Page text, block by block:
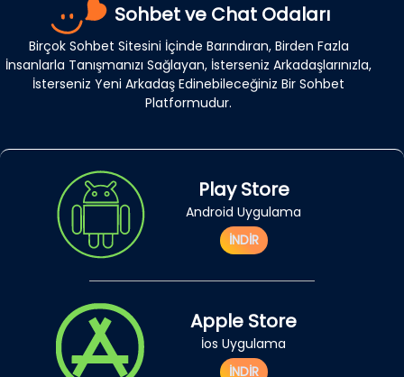
Sohbet ve Chat Odaları
Birçok Sohbet Sitesini İçinde Barındıran, Birden Fazla
İnsanlarla Tanışmanızı Sağlayan, İsterseniz Arkadaşlarınızla,
İsterseniz Yeni Arkadaş Edinebileceğiniz Bir Sohbet
Platformudur.
Play Store
Android Uygulama
İNDİR
Apple Store
İos Uygulama
İNDİR